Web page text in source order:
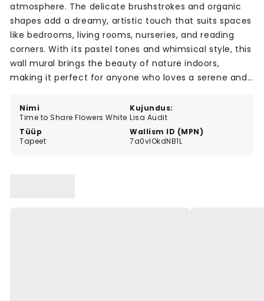
Nimi
Time to Share Flowers White
Kujundus:
Lisa Audit
Tüüp
Tapeet
Wallism ID (MPN)
7a0vlOkdNB1L
atmosphere. The delicate brushstrokes and organic
shapes add a dreamy, artistic touch that suits spaces
like bedrooms, living rooms, nurseries, and reading
corners. With its pastel tones and whimsical style, this
wall mural brings the beauty of nature indoors,
making it perfect for anyone who loves a serene and